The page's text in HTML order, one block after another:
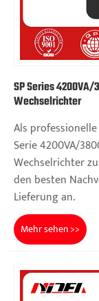
SP Series
Wechselrichter
Als
Serie 4200VA/
Wechselrichter
den besten
Lieferung an.
Mehr sehen >>